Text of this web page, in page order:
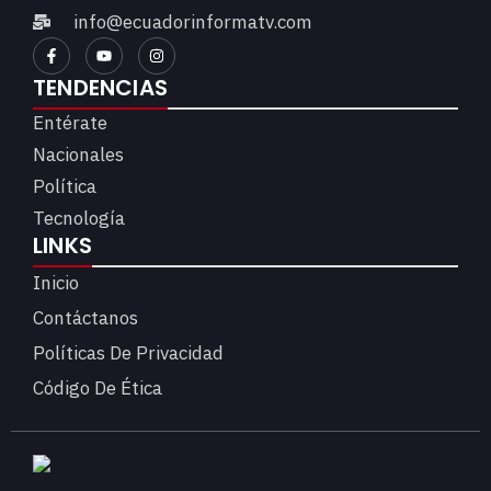
info@ecuadorinformatv.com
TENDENCIAS
Entérate
Nacionales
Política
Tecnología
LINKS
Inicio
Contáctanos
Políticas De Privacidad
Código De Ética